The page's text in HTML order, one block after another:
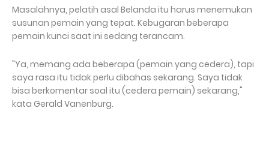
Masalahnya, pelatih asal Belanda itu harus menemukan
susunan pemain yang tepat. Kebugaran beberapa
pemain kunci saat ini sedang terancam.
"Ya, memang ada beberapa (pemain yang cedera), tapi
saya rasa itu tidak perlu dibahas sekarang. Saya tidak
bisa berkomentar soal itu (cedera pemain) sekarang,"
kata Gerald Vanenburg.